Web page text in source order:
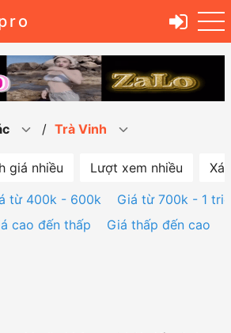
Trà Vinh
giá nhiều Lượt xem nhiều
từ 400k - 600k
Giá từ 700k - 1
cao đến thấp
Giá thấp đến cao